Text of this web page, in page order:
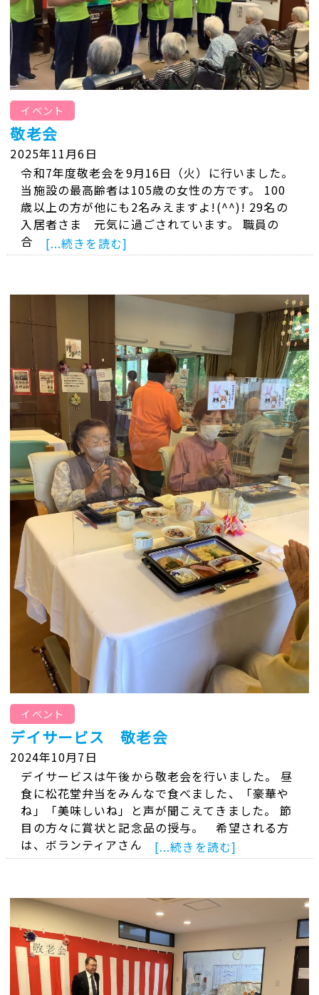
イベント
敬老会
2025年11月6日
令和7年度敬老会を9月16日（火）に行いました。
当施設の最高齢者は105歳の女性の方です。 100
歳以上の方が他にも2名みえますよ!(^^)! 29名の
入居者さま 元気に過ごされています。 職員の
合 [...続きを読む]
イベント
デイサービス 敬老会
2024年10月7日
デイサービスは午後から敬老会を行いました。 昼
食に松花堂弁当をみんなで食べました、「豪華や
ね」「美味しいね」と声が聞こえてきました。 節
目の方々に賞状と記念品の授与。 希望される方
は、ボランティアさん [...続きを読む]